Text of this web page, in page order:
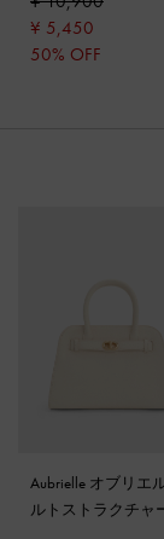
¥ 5,450
50% OFF
Aubrielle オブリエ
ルトストラクチャ